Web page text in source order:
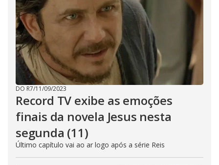
DO R7/11/09/2023
Record TV exibe as emoções
finais da novela Jesus nesta
segunda (11)
Último capítulo vai ao ar logo após a série Reis